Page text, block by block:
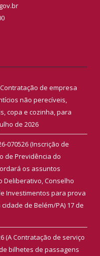
Contratação de empresa
não perecíveis,
copa e cozinha, para
de 2026
070526 (Inscrição de
de Previdência do
os assuntos
Deliberativo, Conselho
Investimentos para prova
de Belém/PA) 17 de
(A Contratação de serviço
bilhetes de passagens